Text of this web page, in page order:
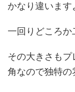
かなり違います
一回りどころか
その大きさも
角なので独特の